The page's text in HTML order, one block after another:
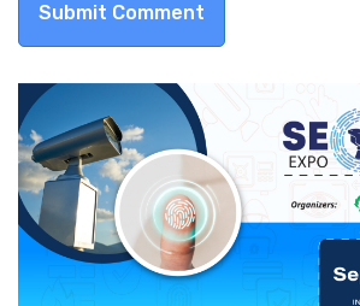
Submit Comment